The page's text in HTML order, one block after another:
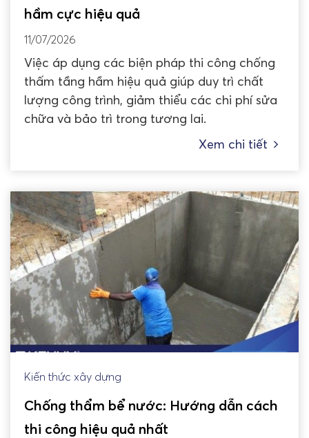
hầm cực hiệu quả
11/07/2026
Việc áp dụng các biện pháp thi công chống
thấm tầng hầm hiệu quả giúp duy trì chất
lượng công trình, giảm thiểu các chi phí sửa
chữa và bảo trì trong tương lai.
Xem chi tiết
Kiến thức xây dựng
Chống thẩm bể nước: Hướng dẫn cách
thi công hiệu quả nhất